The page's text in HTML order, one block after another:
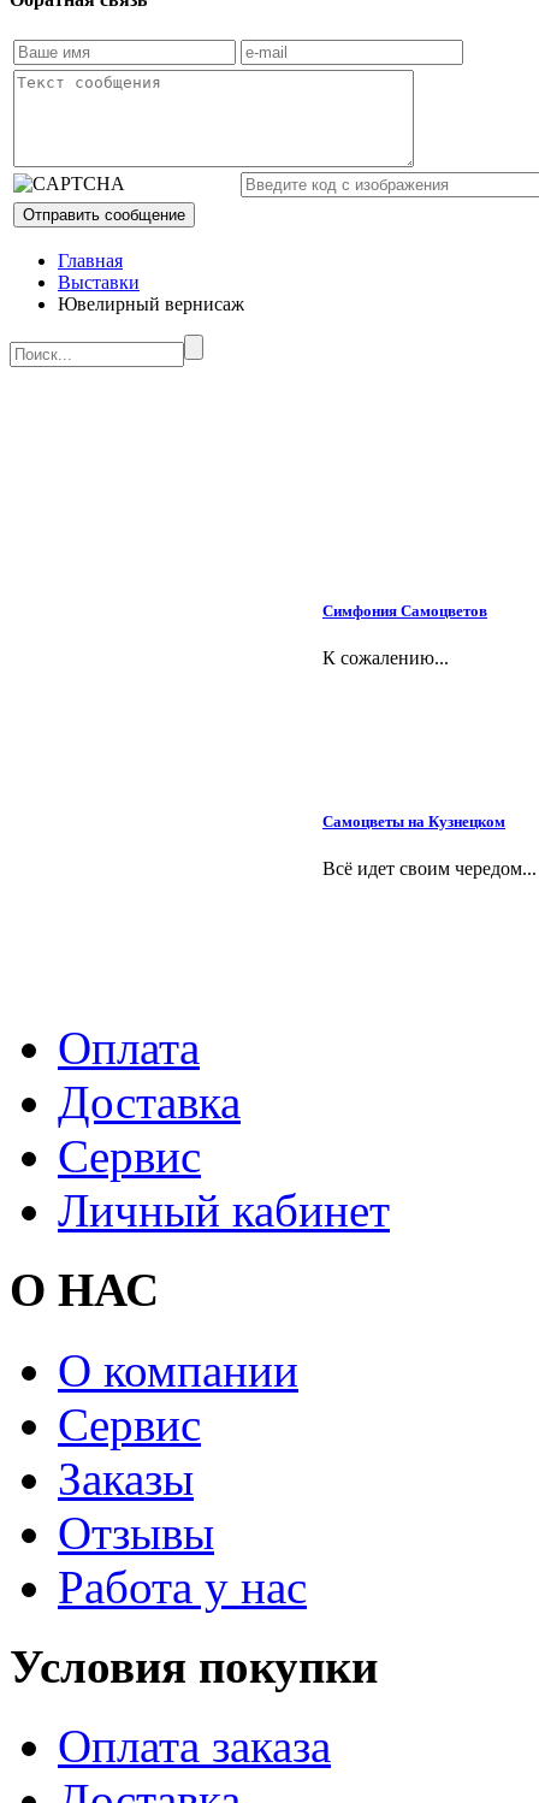
Главная
Выставки
Ювелирный вернисаж
Симфония Самоцветов
К сожалению...
Самоцветы на Кузнецком
Всё идет своим чередом...
Оплата
Доставка
Сервис
Личный кабинет
О НАС
О компании
Сервис
Заказы
Отзывы
Работа у нас
Условия покупки
Оплата заказа